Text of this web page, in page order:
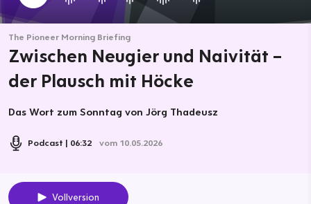
The Pioneer Morning Briefing
Zwischen Neugier und Naivität –
der Plausch mit Höcke
Das Wort zum Sonntag von Jörg Thadeusz
Podcast 06:32 vom 10.05.2026
Vollversion